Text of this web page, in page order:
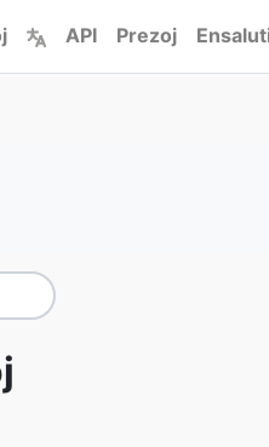
API Prezoj